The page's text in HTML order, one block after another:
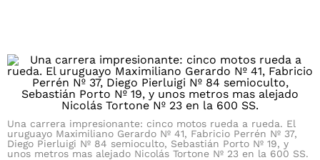
Una carrera impresionante: cinco motos rueda a rueda. El
uruguayo Maximiliano Gerardo Nº 41, Fabricio Perrén Nº 37,
Diego Pierluigi Nº 84 semioculto, Sebastián Porto Nº 19, y
unos metros mas alejado Nicolás Tortone Nº 23 en la 600 SS.